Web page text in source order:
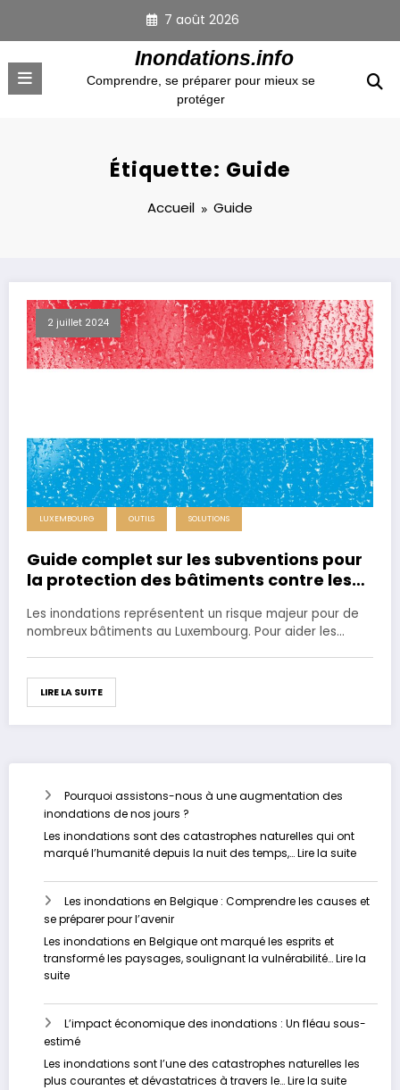
contenu
7 août 2026
Inondations.info
Comprendre, se préparer pour mieux se
protéger
Étiquette: Guide
Accueil Guide
2 juillet 2024
LUXEMBOURG OUTILS SOLUTIONS
Guide complet sur les subventions pour
la protection des bâtiments contre les
Les inondations représentent un risque majeur pour de
nombreux bâtiments au Luxembourg. Pour aider les…
LIRE LA SUITE
Pourquoi assistons-nous à une augmentation des
inondations de nos jours ?
Les inondations sont des catastrophes naturelles qui ont
marqué l’humanité depuis la nuit des temps,…Lire la suite:
nous
de
nos
Les inondations en Belgique : Comprendre les causes et
se préparer pour l’avenir
Les inondations en Belgique ont marqué les esprits et
transformé les paysages, soulignant la vulnérabilité…Lire la
suite:
inondations
en
Belgique
:
Comprendre
L’impact économique des inondations : Un fléau sous-
estimé
Les inondations sont l’une des catastrophes naturelles les
plus courantes et dévastatrices à travers le…Lire la suite: